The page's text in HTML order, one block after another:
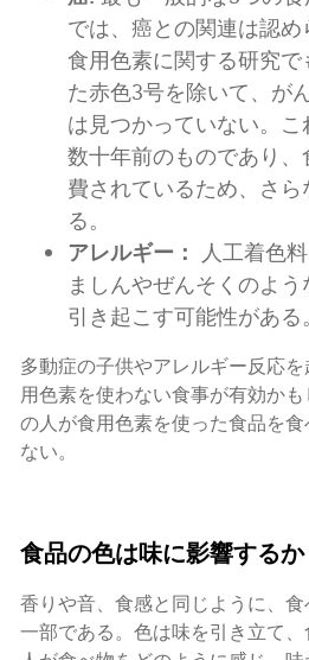
では、癌との関連は認
食用色素に関する研究
た赤色3号を除いて、が
は見つかっていない。
数十年前のものであり
費されているため、さ
る。
アレルギー： 人工着色
ましんやぜんそくのよ
引き起こす可能性がある。
多動症の子供やアレルギー反応
用色素を使わない食事が有効か
の人が食用色素を使った食品を
ない。
食品の色は味に影響するか
香りや音、食感と同じように、
一部である。色は味を引き立て、